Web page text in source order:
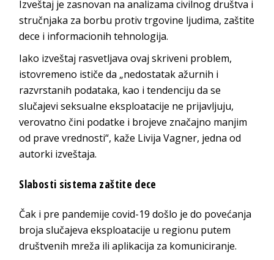
Izveštaj je zasnovan na analizama civilnog društva i
stručnjaka za borbu protiv trgovine ljudima, zaštite
dece i informacionih tehnologija.
Iako izveštaj rasvetljava ovaj skriveni problem,
istovremeno ističe da „nedostatak ažurnih i
razvrstanih podataka, kao i tendenciju da se
slučajevi seksualne eksploatacije ne prijavljuju,
verovatno čini podatke i brojeve značajno manjim
od prave vrednosti“, kaže Livija Vagner, jedna od
autorki izveštaja.
Slabosti sistema zaštite dece
Čak i pre pandemije covid-19 došlo je do povećanja
broja slučajeva eksploatacije u regionu putem
društvenih mreža ili aplikacija za komuniciranje.